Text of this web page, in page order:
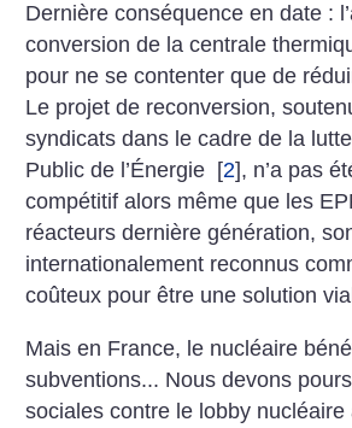
Dernière conséquence en date :
conversion de la centrale
pour ne se contenter que de
Le projet de reconversion,
syndicats dans le cadre de la
Public de l’Énergie [2], n’a pas
compétitif alors même que les
réacteurs dernière génération,
internationalement reconnus
coûteux pour être une solution
Mais en France, le nucléaire
subventions... Nous devons
sociales contre le lobby nucléaire